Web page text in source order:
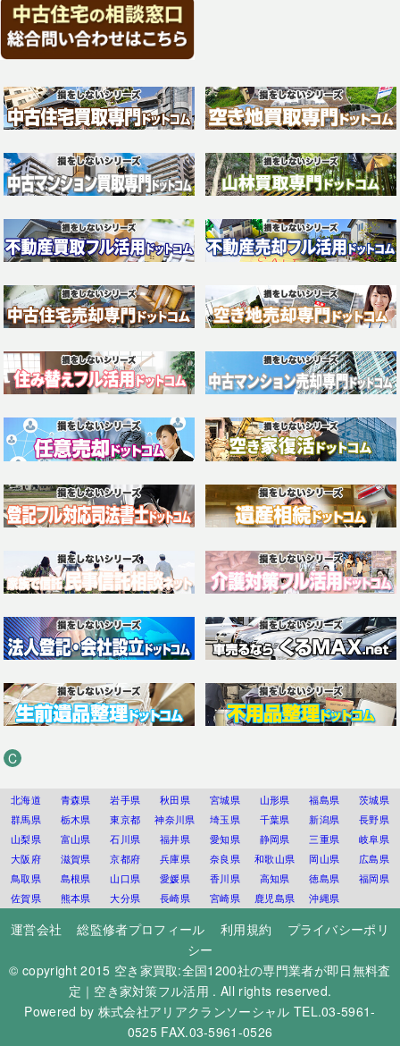
C
北海道 青森県 岩手県 秋田県 宮城県 山形県 福島県
茨城県
群馬県
栃木県 東京都 神奈川県 埼玉県 千葉県 新潟県
長野県
山梨県
富山県 石川県 福井県 愛知県 静岡県 三重県
岐阜県
大阪府
滋賀県 京都府 兵庫県 奈良県 和歌山県 岡山県
広島県
鳥取県
島根県 山口県 愛媛県 香川県 高知県 徳島県
福岡県
佐賀県
熊本県 大分県 長崎県 宮崎県 鹿児島県 沖縄県
運営会社 総監修者プロフィール 利用規約
プライバシーポリ
シー
© copyright 2015 空き家買取:全国1200社の専門業者が即日無料査
定｜空き家対策フル活用 . All rights reserved.
Powered by 株式会社アリアクランソーシャル TEL.03-5961-
0525 FAX.03-5961-0526